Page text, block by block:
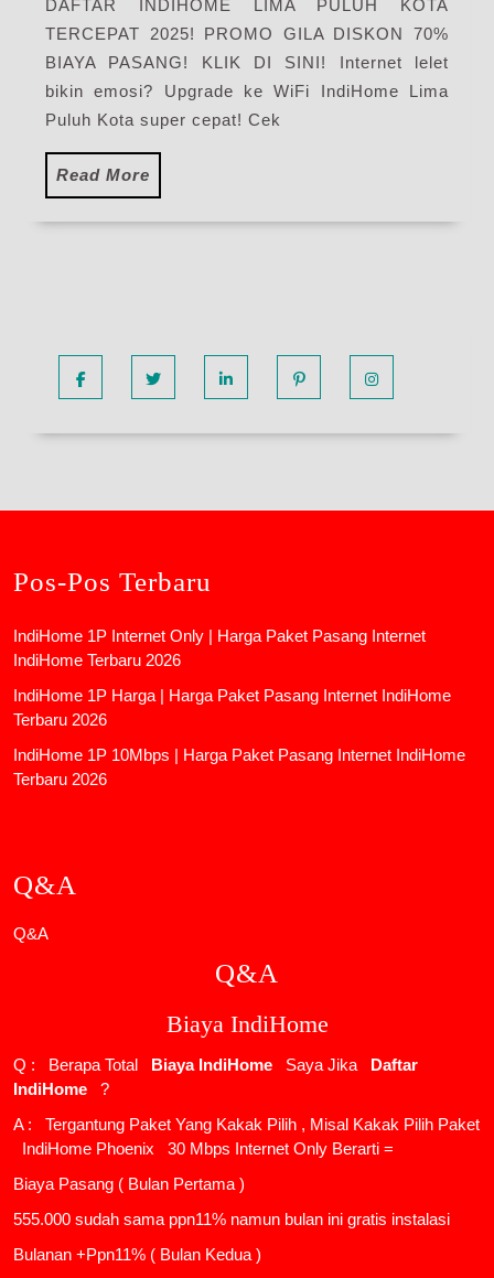
DAFTAR INDIHOME LIMA PULUH KOTA
TERCEPAT 2025! PROMO GILA DISKON 70%
BIAYA PASANG! KLIK DI SINI! Internet lelet
bikin emosi? Upgrade ke WiFi IndiHome Lima
Puluh Kota super cepat! Cek
Read More
More
Pos-Pos Terbaru
IndiHome 1P Internet Only | Harga Paket Pasang Internet
IndiHome Terbaru 2026
IndiHome 1P Harga | Harga Paket Pasang Internet IndiHome
Terbaru 2026
IndiHome 1P 10Mbps | Harga Paket Pasang Internet IndiHome
Terbaru 2026
Q&A
Q&A
Q&A
Biaya IndiHome
Q : Berapa Total Biaya IndiHome Saya Jika
Daftar
IndiHome
?
A : Tergantung Paket Yang Kakak Pilih , Misal Kakak Pilih Paket
IndiHome Phoenix
30 Mbps Internet Only Berarti =
Biaya Pasang ( Bulan Pertama )
555.000 sudah sama ppn11% namun bulan ini gratis instalasi
Bulanan +Ppn11% ( Bulan Kedua )